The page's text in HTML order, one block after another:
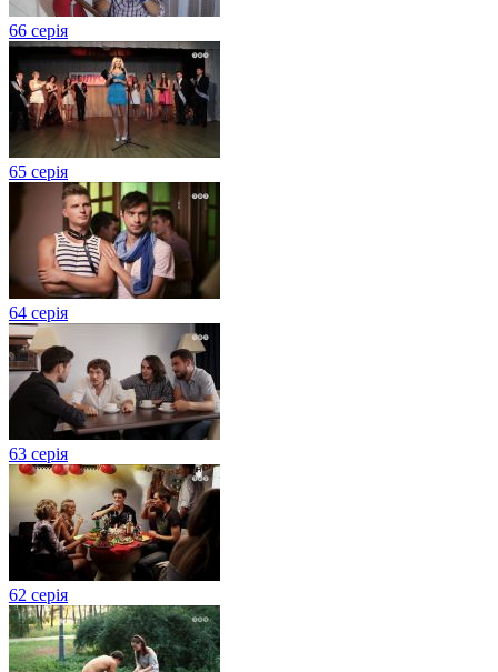
66 серія
65 серія
64 серія
63 серія
62 серія